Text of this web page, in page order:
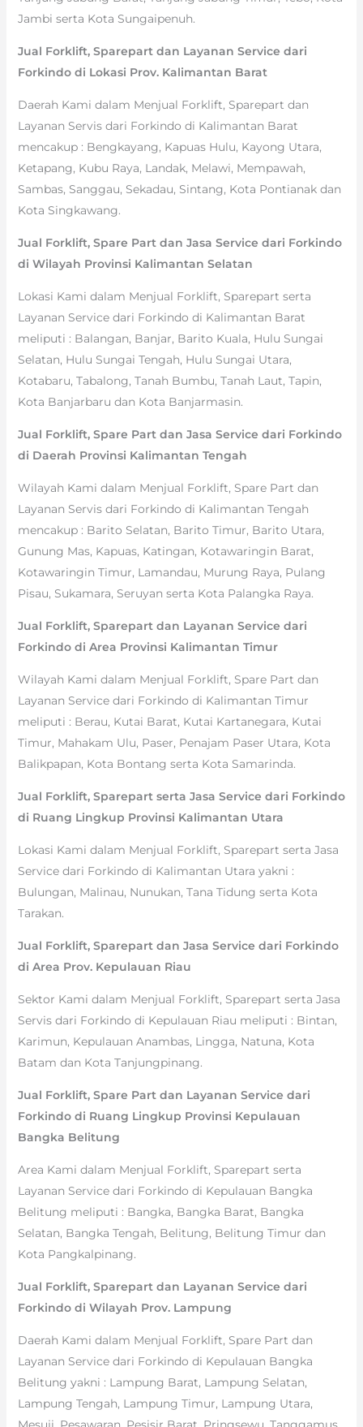
Jambi serta Kota Sungaipenuh.
Jual Forklift, Sparepart dan Layanan Service dari
Forkindo di Lokasi Prov. Kalimantan Barat
Daerah Kami dalam Menjual Forklift, Sparepart dan
Layanan Servis dari Forkindo di Kalimantan Barat
mencakup : Bengkayang, Kapuas Hulu, Kayong Utara,
Ketapang, Kubu Raya, Landak, Melawi, Mempawah,
Sambas, Sanggau, Sekadau, Sintang, Kota Pontianak dan
Kota Singkawang.
Jual Forklift, Spare Part dan Jasa Service dari Forkindo
di Wilayah Provinsi Kalimantan Selatan
Lokasi Kami dalam Menjual Forklift, Sparepart serta
Layanan Service dari Forkindo di Kalimantan Barat
meliputi : Balangan, Banjar, Barito Kuala, Hulu Sungai
Selatan, Hulu Sungai Tengah, Hulu Sungai Utara,
Kotabaru, Tabalong, Tanah Bumbu, Tanah Laut, Tapin,
Kota Banjarbaru dan Kota Banjarmasin.
Jual Forklift, Spare Part dan Jasa Service dari Forkindo
di Daerah Provinsi Kalimantan Tengah
Wilayah Kami dalam Menjual Forklift, Spare Part dan
Layanan Servis dari Forkindo di Kalimantan Tengah
mencakup : Barito Selatan, Barito Timur, Barito Utara,
Gunung Mas, Kapuas, Katingan, Kotawaringin Barat,
Kotawaringin Timur, Lamandau, Murung Raya, Pulang
Pisau, Sukamara, Seruyan serta Kota Palangka Raya.
Jual Forklift, Sparepart dan Layanan Service dari
Forkindo di Area Provinsi Kalimantan Timur
Wilayah Kami dalam Menjual Forklift, Spare Part dan
Layanan Service dari Forkindo di Kalimantan Timur
meliputi : Berau, Kutai Barat, Kutai Kartanegara, Kutai
Timur, Mahakam Ulu, Paser, Penajam Paser Utara, Kota
Balikpapan, Kota Bontang serta Kota Samarinda.
Jual Forklift, Sparepart serta Jasa Service dari Forkindo
di Ruang Lingkup Provinsi Kalimantan Utara
Lokasi Kami dalam Menjual Forklift, Sparepart serta Jasa
Service dari Forkindo di Kalimantan Utara yakni :
Bulungan, Malinau, Nunukan, Tana Tidung serta Kota
Tarakan.
Jual Forklift, Sparepart dan Jasa Service dari Forkindo
di Area Prov. Kepulauan Riau
Sektor Kami dalam Menjual Forklift, Sparepart serta Jasa
Servis dari Forkindo di Kepulauan Riau meliputi : Bintan,
Karimun, Kepulauan Anambas, Lingga, Natuna, Kota
Batam dan Kota Tanjungpinang.
Jual Forklift, Spare Part dan Layanan Service dari
Forkindo di Ruang Lingkup Provinsi Kepulauan
Bangka Belitung
Area Kami dalam Menjual Forklift, Sparepart serta
Layanan Service dari Forkindo di Kepulauan Bangka
Belitung meliputi : Bangka, Bangka Barat, Bangka
Selatan, Bangka Tengah, Belitung, Belitung Timur dan
Kota Pangkalpinang.
Jual Forklift, Sparepart dan Layanan Service dari
Forkindo di Wilayah Prov. Lampung
Daerah Kami dalam Menjual Forklift, Spare Part dan
Layanan Service dari Forkindo di Kepulauan Bangka
Belitung yakni : Lampung Barat, Lampung Selatan,
Lampung Tengah, Lampung Timur, Lampung Utara,